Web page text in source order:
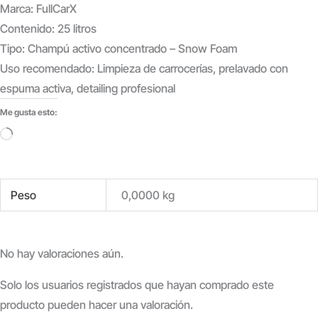
Marca: FullCarX
Contenido: 25 litros
Tipo: Champú activo concentrado – Snow Foam
Uso recomendado: Limpieza de carrocerías, prelavado con
espuma activa, detailing profesional
Me gusta esto:
Cargando...
Peso 0,0000 kg
No hay valoraciones aún.
Solo los usuarios registrados que hayan comprado este
producto pueden hacer una valoración.